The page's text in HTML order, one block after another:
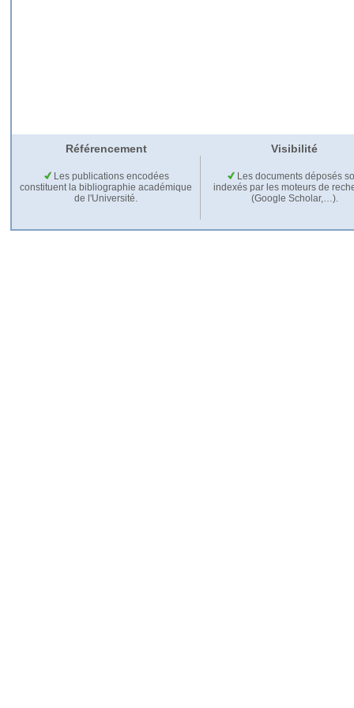
Référencement Visibilité
Les publications encodées
constituent la bibliographie académique
de l'Université.
Les documents déposés
indexés par les moteurs de
(Google Scholar,…).